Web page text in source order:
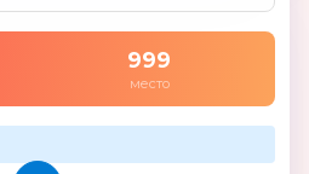
999
место